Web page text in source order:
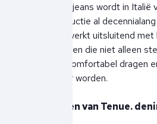
detail. Elke jeans wordt in
denimproductie al
Het merk werkt uitsluitend
denimstoffen die niet alleen
maar ook comfortabel dragen
nóg mooier worden.
Kenmerken van Tenue.